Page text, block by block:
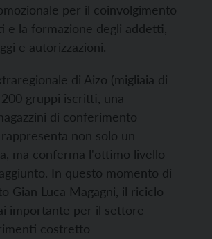
per il coinvolgimento
e la formazione degli addetti,
e autorizzazioni.
di Aizo (migliaia di
gruppi iscritti, una
di conferimento
non solo un
ma conferma l'ottimo livello
In questo momento di
Gian Luca Magagni, il riciclo
importante per il settore
costretto